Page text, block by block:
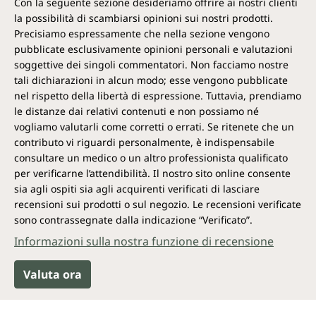
la possibilità di scambiarsi opinioni sui nostri prodotti.
Precisiamo espressamente che nella sezione vengono
pubblicate esclusivamente opinioni personali e valutazioni
soggettive dei singoli commentatori. Non facciamo nostre
tali dichiarazioni in alcun modo; esse vengono pubblicate
nel rispetto della libertà di espressione. Tuttavia, prendiamo
le distanze dai relativi contenuti e non possiamo né
vogliamo valutarli come corretti o errati. Se ritenete che un
contributo vi riguardi personalmente, è indispensabile
consultare un medico o un altro professionista qualificato
per verificarne l’attendibilità. Il nostro sito online consente
sia agli ospiti sia agli acquirenti verificati di lasciare
recensioni sui prodotti o sul negozio. Le recensioni verificate
sono contrassegnate dalla indicazione “Verificato”.
Informazioni sulla nostra funzione di recensione
Valuta ora